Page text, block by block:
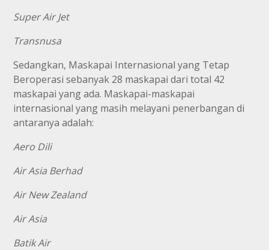
Super Air Jet
Transnusa
Sedangkan, Maskapai Internasional yang Tetap
Beroperasi sebanyak 28 maskapai dari total 42
maskapai yang ada. Maskapai-maskapai
internasional yang masih melayani penerbangan di
antaranya adalah:
Aero Dili
Air Asia Berhad
Air New Zealand
Air Asia
Batik Air